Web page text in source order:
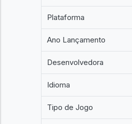
Plataforma
Ano Lançamento
Desenvolvedora
Idioma
Tipo de Jogo